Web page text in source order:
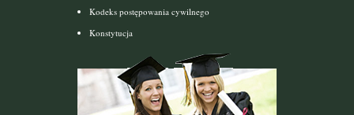
Kodeks postępowania cywilnego
Konstytucja